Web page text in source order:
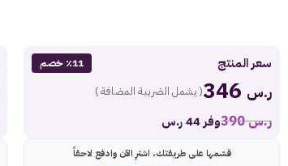
سعر المنتج ٪11 خصم
ر.س ( يشمل الضريبة المضافة )
ر.س390 وفر 44 ر.س
قسّمها على طريقتك، اشترِ الآن وادفع لاحقاً